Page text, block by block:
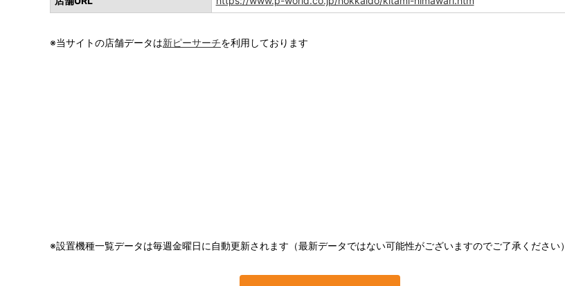
※当サイトの店舗データは新ピーサーチを利用しております
※設置機種一覧データは毎週金曜日に自動更新されます（最新データではない可能性がございますのでご了承ください）